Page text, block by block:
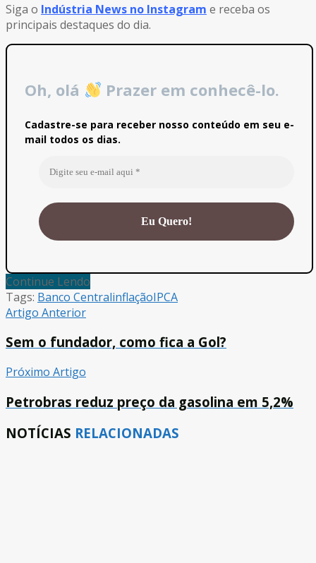
Siga o Indústria News no Instagram e receba os
principais destaques do dia.
Oh, olá Prazer em conhecê-lo.
Cadastre-se para receber nosso conteúdo em seu e-
mail todos os dias.
Continue Lendo
Tags: Banco CentralinflaçãoIPCA
Artigo Anterior
Sem o fundador, como fica a Gol?
Próximo Artigo
Petrobras reduz preço da gasolina em 5,2%
NOTÍCIAS RELACIONADAS